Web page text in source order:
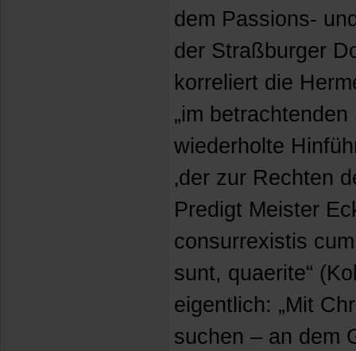
dem Passions-
der Straßburger
korreliert die
„im
wiederholte
‚der zur Rechten
Predigt Meister
consurrexistis
sunt, quaerite“
eigentlich: „Mit
suchen – an dem